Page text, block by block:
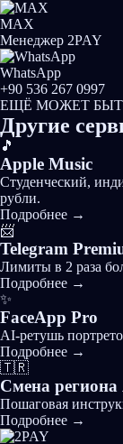
MAX
Менеджер 2PAY
WhatsApp
+90 536 267 0997
ЕЩЁ МОЖЕТ
Другие
🎵
Apple Music
Студенческий,
рубли.
Подробнее →
📨
Telegram
Лимиты в 2 раза
Подробнее →
✨
FaceApp Pro
AI-ретушь
Подробнее →
🇹🇷
Смена региона
Пошаговая
Подробнее →